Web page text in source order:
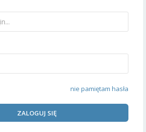
nie pamiętam hasła
ZALOGUJ SIĘ